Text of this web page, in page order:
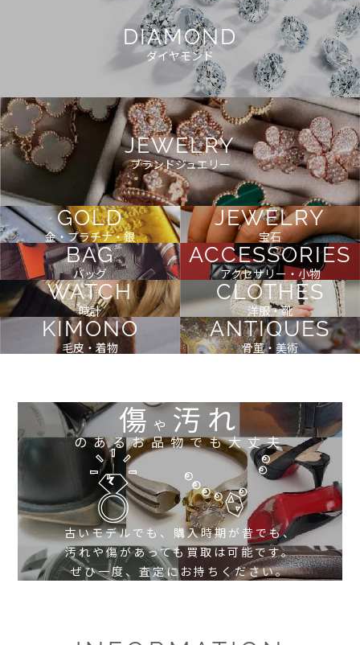
DIAMOND
ダイヤモンド
JEWELRY
ブランドジュエリー
GOLD
金・プラチナ・銀
JEWELRY
宝石
BAG
バッグ
ACCESSORIES
アクセサリー・小物
WATCH
時計
CLOTHES
洋服・靴
KIMONO
毛皮・着物
ANTIQUES
骨董・美術
傷や 汚れ
のあるお品物でも大丈夫
古いモデルでも、購入時期が昔でも、
汚れや傷があっても買取は可能です。
ぜひ一度、査定にお持ちください。